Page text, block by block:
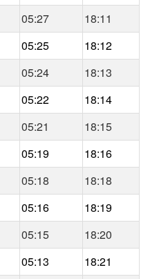
05:27
18:11
05:25
18:12
05:24
18:13
05:22
18:14
05:21
18:15
05:19
18:16
05:18
18:18
05:16
18:19
05:15
18:20
05:13
18:21